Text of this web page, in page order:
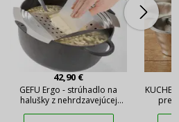
42,90 €
GEFU Ergo - strúhadlo na
halušky z nehrdzavejúcej